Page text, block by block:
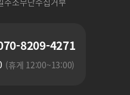
8209-4271
(휴게 12:00~13:00)